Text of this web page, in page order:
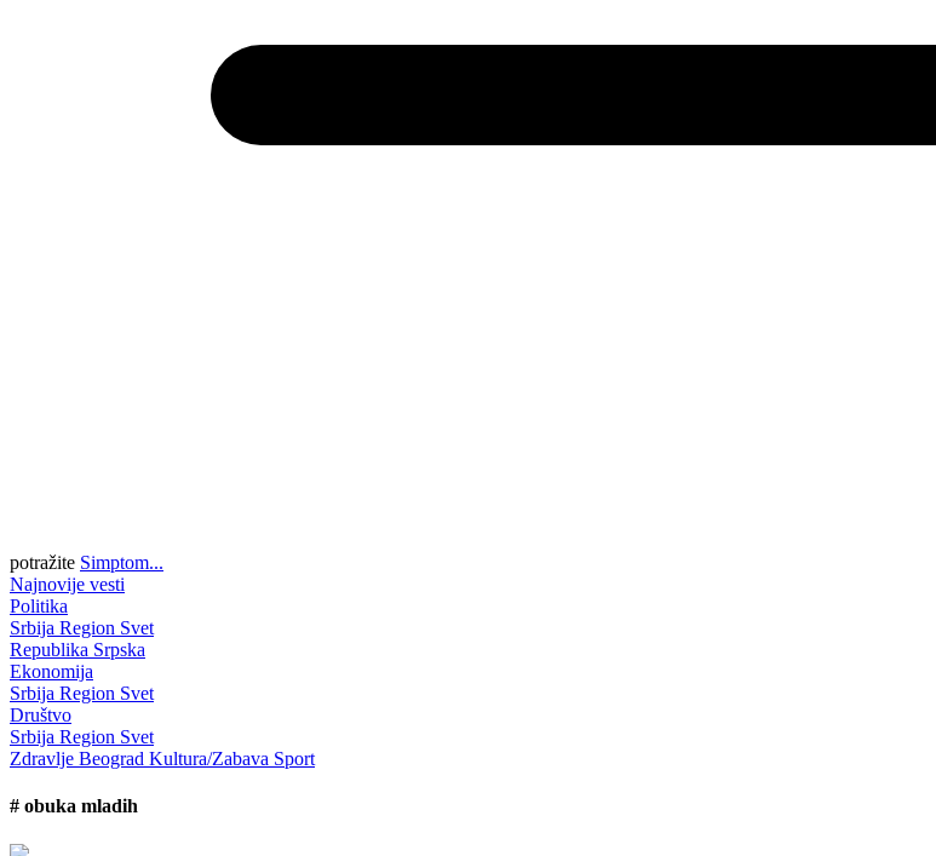
potražite Simptom...
Najnovije vesti
Politika
Srbija Region Svet
Republika Srpska
Ekonomija
Srbija Region Svet
Društvo
Srbija Region Svet
Zdravlje Beograd Kultura/Zabava Sport
# obuka mladih